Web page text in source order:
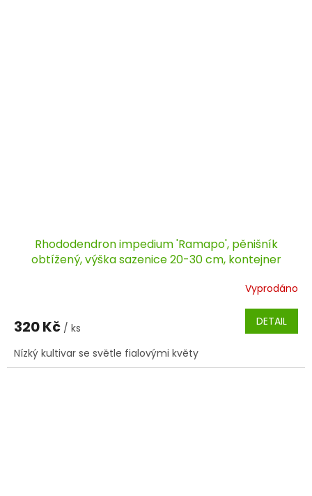
Rhododendron impedium 'Ramapo', pěnišník
obtížený, výška sazenice 20-30 cm, kontejner
Vyprodáno
320 Kč / ks DETAIL
Nízký kultivar se světle fialovými květy